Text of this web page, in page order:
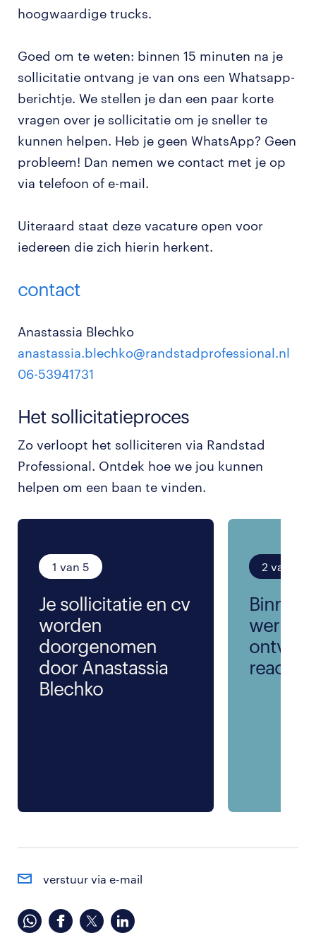
hoogwaardige trucks.
Goed om te weten: binnen 15 minuten na je
sollicitatie ontvang je van ons een Whatsapp-
berichtje. We stellen je dan een paar korte
vragen over je sollicitatie om je sneller te
kunnen helpen. Heb je geen WhatsApp? Geen
probleem! Dan nemen we contact met je op
via telefoon of e-mail.
Uiteraard staat deze vacature open voor
iedereen die zich hierin herkent.
contact
Anastassia Blechko
anastassia.blechko@randstadprofessional.nl
06-53941731
Het sollicitatieproces
Zo verloopt het solliciteren via Randstad
Professional. Ontdek hoe we jou kunnen
helpen om een baan te vinden.
1 van 5
Je sollicitatie en cv
worden
doorgenomen
door Anastassia
Blechko
2 van 5
Binnen
reactie
verstuur via e-mail